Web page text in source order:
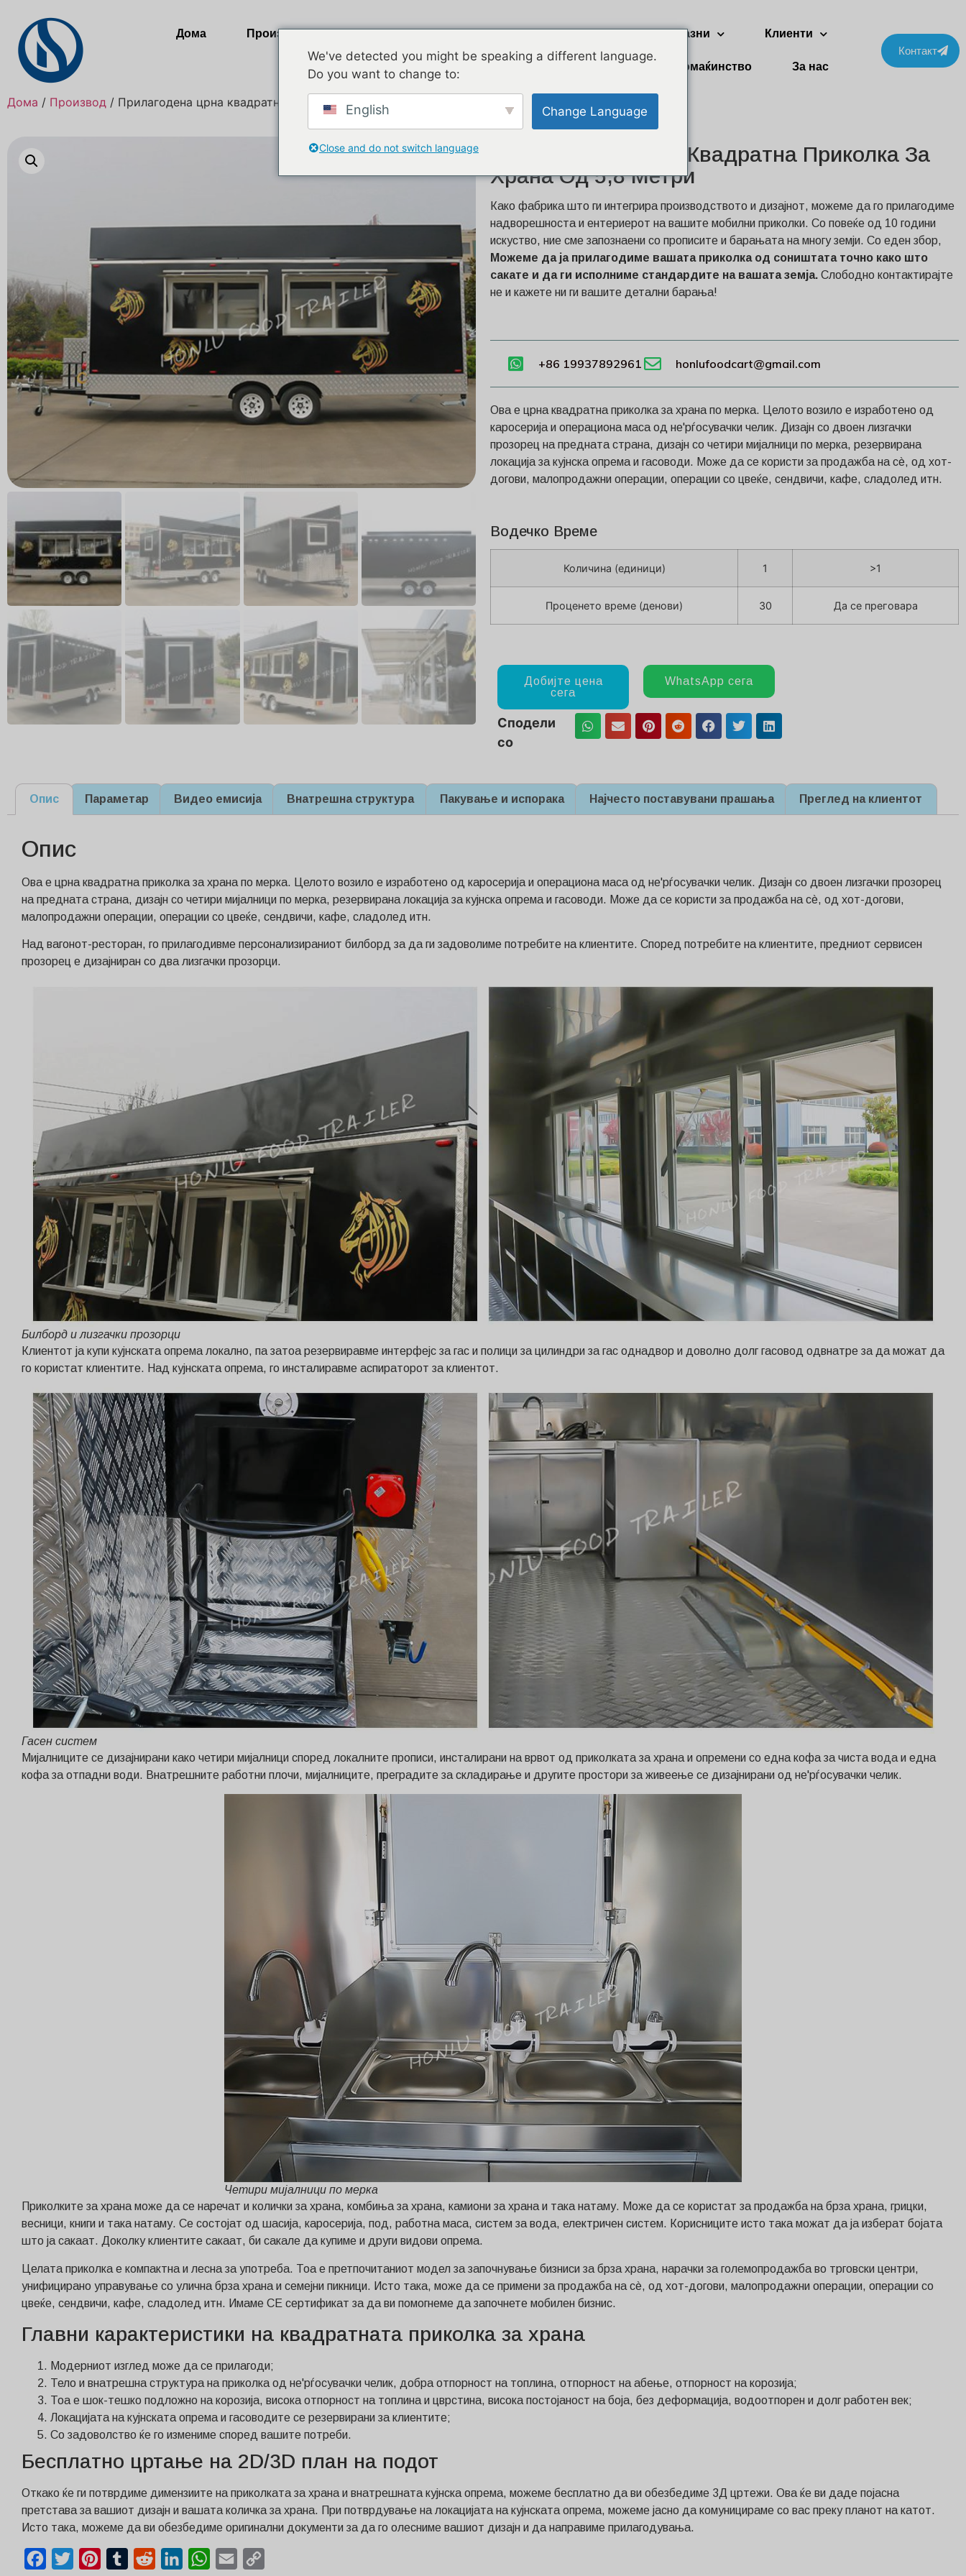
Дома Производи Воздушен тек Поцинкувано Две приказни
Клиенти
Апарати за домаќинство
За нас
Контакт
Дома / Производ / Прилагодена црна квадратна приколка за храна од 5,8 метри
Прилагодена Црна Квадратна Приколка За
Храна Од 5,8 Метри
Како фабрика што ги интегрира производството и дизајнот, можеме да го прилагодиме
надворешноста и ентериерот на вашите мобилни приколки. Со повеќе од 10 години
искуство, ние сме запознаени со прописите и барањата на многу земји. Со еден збор,
Можеме да ја прилагодиме вашата приколка од соништата точно како што
сакате и да ги исполниме стандардите на вашата земја. Слободно контактирајте
не и кажете ни ги вашите детални барања!
+86 19937892961 honlufoodcart@gmail.com
Ова е црна квадратна приколка за храна по мерка. Целото возило е изработено од
каросерија и операциона маса од не'рѓосувачки челик. Дизајн со двоен лизгачки
прозорец на предната страна, дизајн со четири мијалници по мерка, резервирана
локација за кујнска опрема и гасоводи. Може да се користи за продажба на сè, од хот-
догови, малопродажни операции, операции со цвеќе, сендвичи, кафе, сладолед итн.
Водечко Време
Количина (единици) 1 >1
Проценето време (денови) 30 Да се преговара
Добијте цена
сега
WhatsApp сега
Сподели
со
Опис Параметар Видео емисија Внатрешна структура Пакување и испорака Најчесто поставувани прашања Преглед на клиентот
Опис
Ова е црна квадратна приколка за храна по мерка. Целото возило е изработено од каросерија и операциона маса од не'рѓосувачки челик. Дизајн со двоен лизгачки прозорец
на предната страна, дизајн со четири мијалници по мерка, резервирана локација за кујнска опрема и гасоводи. Може да се користи за продажба на сè, од хот-догови,
малопродажни операции, операции со цвеќе, сендвичи, кафе, сладолед итн.
Над вагонот-ресторан, го прилагодивме персонализираниот билборд за да ги задоволиме потребите на клиентите. Според потребите на клиентите, предниот сервисен
прозорец е дизајниран со два лизгачки прозорци.
Билборд и лизгачки прозорци
Клиентот ја купи кујнската опрема локално, па затоа резервиравме интерфејс за гас и полици за цилиндри за гас однадвор и доволно долг гасовод одвнатре за да можат да
го користат клиентите. Над кујнската опрема, го инсталиравме аспираторот за клиентот.
Гасен систем
Мијалниците се дизајнирани како четири мијалници според локалните прописи, инсталирани на врвот од приколката за храна и опремени со една кофа за чиста вода и една
кофа за отпадни води. Внатрешните работни плочи, мијалниците, преградите за складирање и другите простори за живеење се дизајнирани од не'рѓосувачки челик.
Четири мијалници по мерка
Приколките за храна може да се наречат и колички за храна, комбиња за храна, камиони за храна и така натаму. Може да се користат за продажба на брза храна, грицки,
весници, книги и така натаму. Се состојат од шасија, каросерија, под, работна маса, систем за вода, електричен систем. Корисниците исто така можат да ја изберат бојата
што ја сакаат. Доколку клиентите сакаат, би сакале да купиме и други видови опрема.
Целата приколка е компактна и лесна за употреба. Тоа е претпочитаниот модел за започнување бизниси за брза храна, нарачки за големопродажба во трговски центри,
унифицирано управување со улична брза храна и семејни пикници. Исто така, може да се примени за продажба на сè, од хот-догови, малопродажни операции, операции со
цвеќе, сендвичи, кафе, сладолед итн. Имаме CE сертификат за да ви помогнеме да започнете мобилен бизнис.
Главни карактеристики на квадратната приколка за храна
Модерниот изглед може да се прилагоди;
Тело и внатрешна структура на приколка од не'рѓосувачки челик, добра отпорност на топлина, отпорност на абење, отпорност на корозија;
Тоа е шок-тешко подложно на корозија, висока отпорност на топлина и цврстина, висока постојаност на боја, без деформација, водоотпорен и долг работен век;
Локацијата на кујнската опрема и гасоводите се резервирани за клиентите;
Со задоволство ќе го измениме според вашите потреби.
Бесплатно цртање на 2D/3D план на подот
Откако ќе ги потврдиме димензиите на приколката за храна и внатрешната кујнска опрема, можеме бесплатно да ви обезбедиме 3Д цртежи. Ова ќе ви даде појасна
претстава за вашиот дизајн и вашата количка за храна. При потврдување на локацијата на кујнската опрема, можеме јасно да комуницираме со вас преку планот на катот.
Исто така, можеме да ви обезбедиме оригинални документи за да го олесниме вашиот дизајн и да направиме прилагодувања.
Facebook
Twitter Pinterest
Tumblr Reddit LinkedInWhatsApp
Email
We've detected you might be speaking a different language.
Do you want to change to:
English Change Language
Close and do not switch language